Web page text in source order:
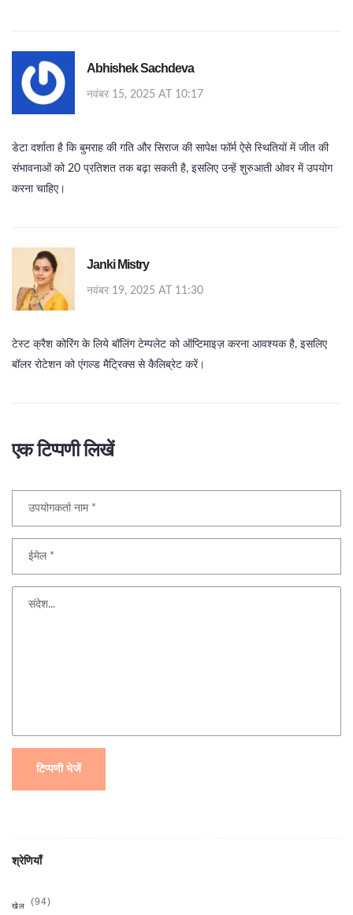
Abhishek Sachdeva
नवंबर 15, 2025 AT 10:17
डेटा दर्शाता है कि बुमराह की गति और सिराज की सापेक्ष फॉर्म ऐसे स्थितियों में जीत की
संभावनाओं को 20 प्रतिशत तक बढ़ा सकती है, इसलिए उन्हें शुरुआती ओवर में उपयोग
करना चाहिए।
Janki Mistry
नवंबर 19, 2025 AT 11:30
टेस्ट क्रैश कोरिंग के लिये बॉलिंग टेम्पलेट को ऑप्टिमाइज़ करना आवश्यक है, इसलिए
बॉलर रोटेशन को एंगल्ड मैट्रिक्स से कैलिब्रेट करें।
एक टिप्पणी लिखें
टिप्पणी भेजें
श्रेणियाँ
खेल (94)